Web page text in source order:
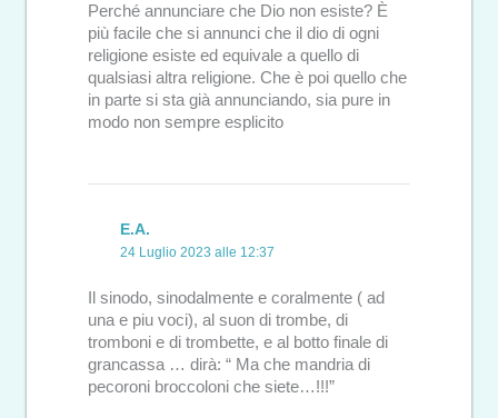
Perché annunciare che Dio non esiste? È
più facile che si annunci che il dio di ogni
religione esiste ed equivale a quello di
qualsiasi altra religione. Che è poi quello che
in parte si sta già annunciando, sia pure in
modo non sempre esplicito
E.A.
24 Luglio 2023 alle 12:37
Il sinodo, sinodalmente e coralmente ( ad
una e piu voci), al suon di trombe, di
tromboni e di trombette, e al botto finale di
grancassa … dirà: “ Ma che mandria di
pecoroni broccoloni che siete…!!!”